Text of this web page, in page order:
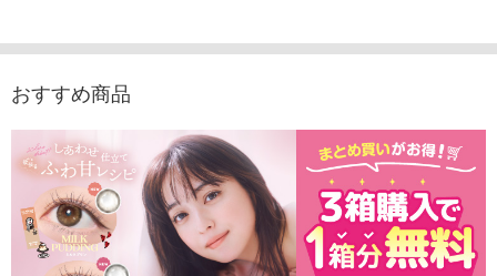
1,760円 1,815円 1,760円 1,848
おすすめ商品